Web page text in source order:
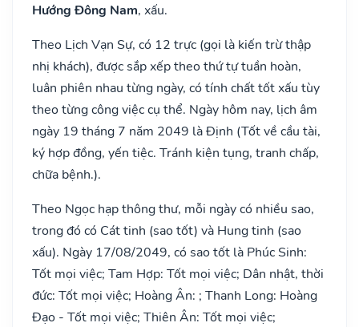
Hướng Đông Nam, xấu.
Theo Lịch Vạn Sự, có 12 trực (gọi là kiến trừ thập
nhị khách), được sắp xếp theo thứ tự tuần hoàn,
luân phiên nhau từng ngày, có tính chất tốt xấu tùy
theo từng công việc cụ thể. Ngày hôm nay, lịch âm
ngày 19 tháng 7 năm 2049 là Định (Tốt về cầu tài,
ký hợp đồng, yến tiệc. Tránh kiện tụng, tranh chấp,
chữa bệnh.).
Theo Ngọc hạp thông thư, mỗi ngày có nhiều sao,
trong đó có Cát tinh (sao tốt) và Hung tinh (sao
xấu). Ngày 17/08/2049, có sao tốt là Phúc Sinh:
Tốt mọi việc; Tam Hợp: Tốt mọi việc; Dân nhật, thời
đức: Tốt mọi việc; Hoàng Ân: ; Thanh Long: Hoàng
Đạo - Tốt mọi việc; Thiên Ân: Tốt mọi việc;